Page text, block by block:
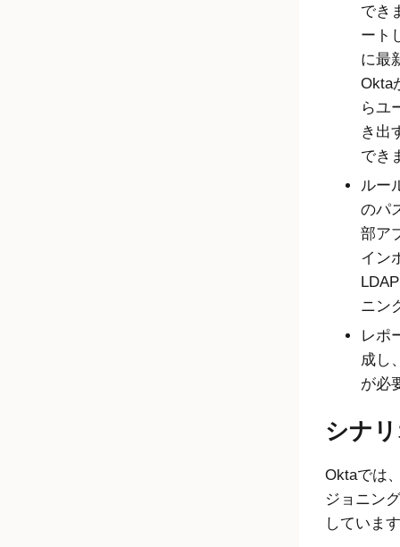
でき
ート
に最
Okta
らユ
き出
でき
ルー
のパ
部ア
イン
ニン
レポ
成し
が必
シナ
Oktaでは
ジョニン
していま